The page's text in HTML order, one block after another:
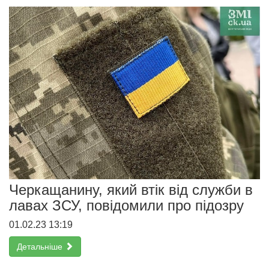
Черкащанину, який втік від служби в
лавах ЗСУ, повідомили про підозру
01.02.23 13:19
Детальніше